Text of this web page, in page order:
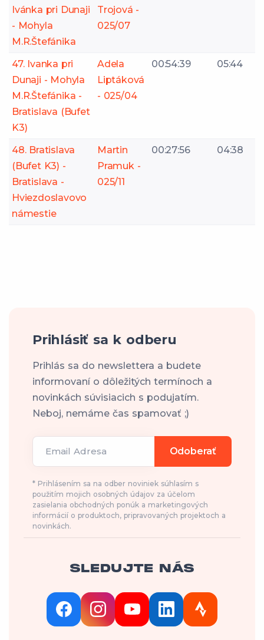
Ivánka pri Dunaji
- Mohyla
M.R.Štefánika
Trojová -
025/07
47. Ivanka pri
Dunaji - Mohyla
M.R.Štefánika -
Bratislava (Bufet
K3)
Adela
Liptáková
- 025/04
00:54:39 05:44
48. Bratislava
(Bufet K3) -
Bratislava -
Hviezdoslavovo
námestie
Martin
Pramuk -
025/11
00:27:56 04:38
Prihlásiť sa k odberu
Prihlás sa do newslettera a budete
informovaní o dôležitých termínoch a
novinkách súvisiacich s podujatím.
Neboj, nemáme čas spamovať ;)
Email Adresa Odoberať
* Prihlásením sa na odber noviniek súhlasím s
použitím mojich osobných údajov za účelom
zasielania obchodných ponúk a marketingových
informácií o produktoch, pripravovaných projektoch a
novinkách.
SLEDUJTE NÁS